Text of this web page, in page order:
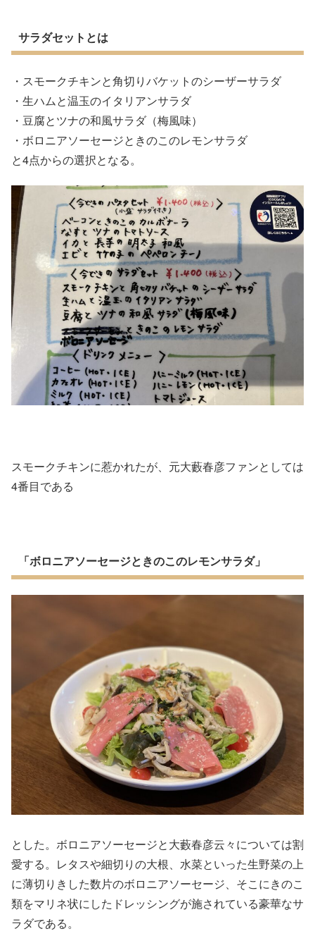
サラダセットとは
・スモークチキンと角切りバケットのシーザーサラダ
・生ハムと温玉のイタリアンサラダ
・豆腐とツナの和風サラダ（梅風味）
・ボロニアソーセージときのこのレモンサラダ
と4点からの選択となる。
スモークチキンに惹かれたが、元大藪春彦ファンとしては
4番目である
「ボロニアソーセージときのこのレモンサラダ」
とした。ボロニアソーセージと大藪春彦云々については割
愛する。レタスや細切りの大根、水菜といった生野菜の上
に薄切りきした数片のボロニアソーセージ、そこにきのこ
類をマリネ状にしたドレッシングが施されている豪華なサ
ラダである。